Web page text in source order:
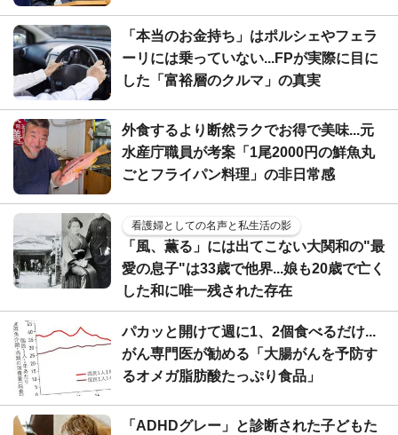
「本当のお金持ち」はポルシェやフェラ
ーリには乗っていない...FPが実際に目に
した「富裕層のクルマ」の真実
外食するより断然ラクでお得で美味...元
水産庁職員が考案「1尾2000円の鮮魚丸
ごとフライパン料理」の非日常感
看護婦としての名声と私生活の影
「風、薫る」には出てこない大関和の"最
愛の息子"は33歳で他界...娘も20歳で亡く
した和に唯一残された存在
パカッと開けて週に1、2個食べるだけ...
がん専門医が勧める「大腸がんを予防す
るオメガ脂肪酸たっぷり食品」
「ADHDグレー」と診断された子どもた